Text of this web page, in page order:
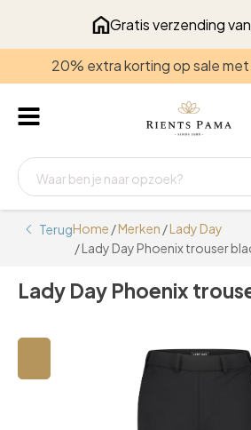
Gratis verzending
20% extra korting op sale
TerugHome /Merken /Lady Day
/ Lady Day Phoenix trouser
Lady Day Phoenix